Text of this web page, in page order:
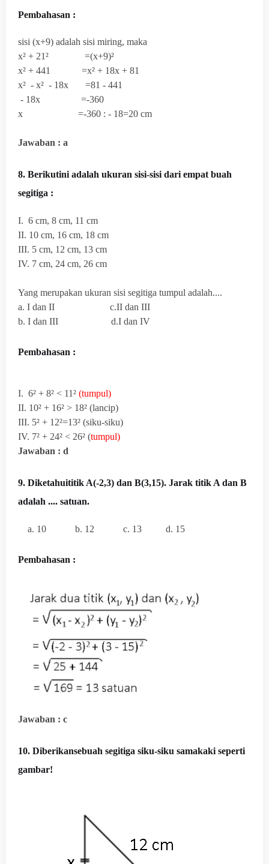
Pembahasan :
sisi (x+9) adalah sisi miring, maka
x² + 21² =(x+9)²
x² + 441 =x² + 18x + 81
x² - x² - 18x =81 - 441
- 18x =-360
x =-360 : - 18=20 cm
Jawaban : a
8. Berikutini adalah ukuran sisi-sisi dari empat buah
segitiga :
I. 6 cm, 8 cm, 11 cm
II. 10 cm, 16 cm, 18 cm
III. 5 cm, 12 cm, 13 cm
IV. 7 cm, 24 cm, 26 cm
Yang merupakan ukuran sisi segitiga tumpul adalah....
a. I dan II c.II dan III
b. I dan III d.I dan IV
Pembahasan :
I. 6² + 8² < 11² (tumpul)
II. 10² + 16² > 18² (lancip)
III. 5² + 12²=13² (siku-siku)
IV. 7² + 24² < 26² (tumpul)
Jawaban : d
9. Diketahuititik A(-2,3) dan B(3,15). Jarak titik A dan B
adalah .... satuan.
a. 10 b. 12 c. 13 d. 15
Pembahasan :
Jawaban : c
10. Diberikansebuah segitiga siku-siku samakaki seperti
gambar!